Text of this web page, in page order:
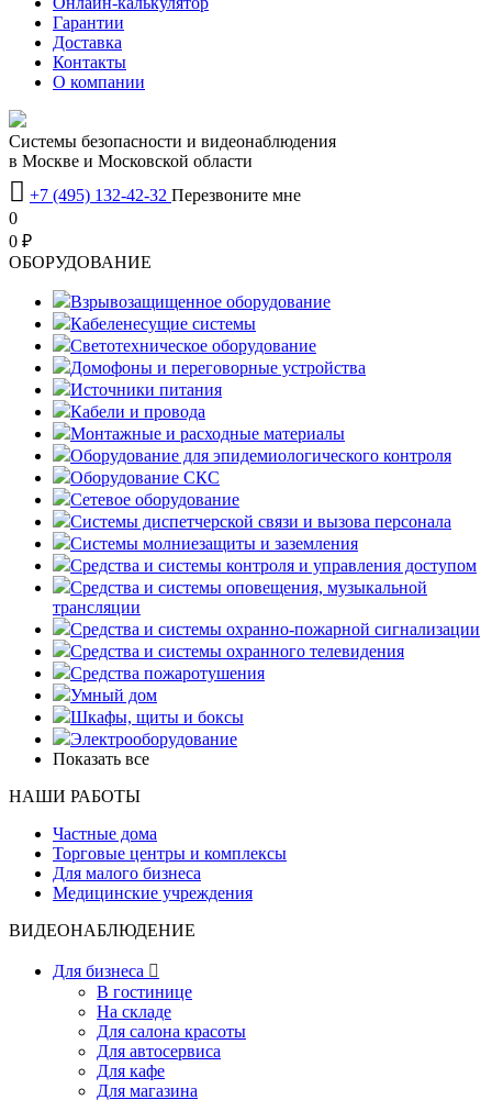
Гарантии
Доставка
Контакты
О компании
Системы безопасности и видеонаблюдения
в Москве и Московской области
 +7 (495) 132-42-32 Перезвоните мне
0
0 ₽
OБОРУДОВАНИЕ
Взрывозащищенное оборудование
Кабеленесущие системы
Светотехническое оборудование
Домофоны и переговорные устройства
Источники питания
Кабели и провода
Монтажные и расходные материалы
Оборудование для эпидемиологического контроля
Оборудование СКС
Сетевое оборудование
Системы диспетчерской связи и вызова персонала
Системы молниезащиты и заземления
Средства и системы контроля и управления доступом
Средства и системы оповещения, музыкальной
трансляции
Средства и системы охранно-пожарной сигнализации
Средства и системы охранного телевидения
Средства пожаротушения
Умный дом
Шкафы, щиты и боксы
Электрооборудование
Показать все
НАШИ РАБОТЫ
Частные дома
Торговые центры и комплексы
Для малого бизнеса
Медицинские учреждения
ВИДЕОНАБЛЮДЕНИЕ
Для бизнеса 
В гостинице
На складе
Для салона красоты
Для автосервиса
Для кафе
Для магазина